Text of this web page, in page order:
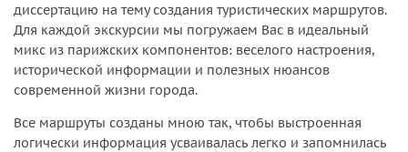
диссертацию на тему создания туристических маршрутов.
Для каждой экскурсии мы погружаем Вас в идеальный
микс из парижских компонентов: веселого настроения,
исторической информации и полезных нюансов
современной жизни города.
Все маршруты созданы мною так, чтобы выстроенная
логически информация усваивалась легко и запомнилась